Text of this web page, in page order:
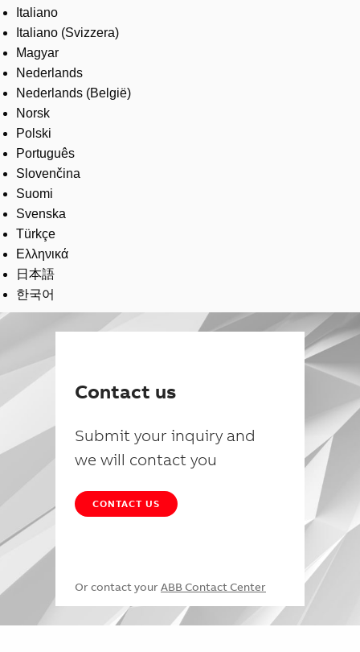
Italiano
Italiano (Svizzera)
Magyar
Nederlands
Nederlands (België)
Norsk
Polski
Português
Slovenčina
Suomi
Svenska
Türkçe
Ελληνικά
日本語
한국어
Contact us
Submit your inquiry and
we will contact you
CONTACT US
Or contact your ABB Contact Center